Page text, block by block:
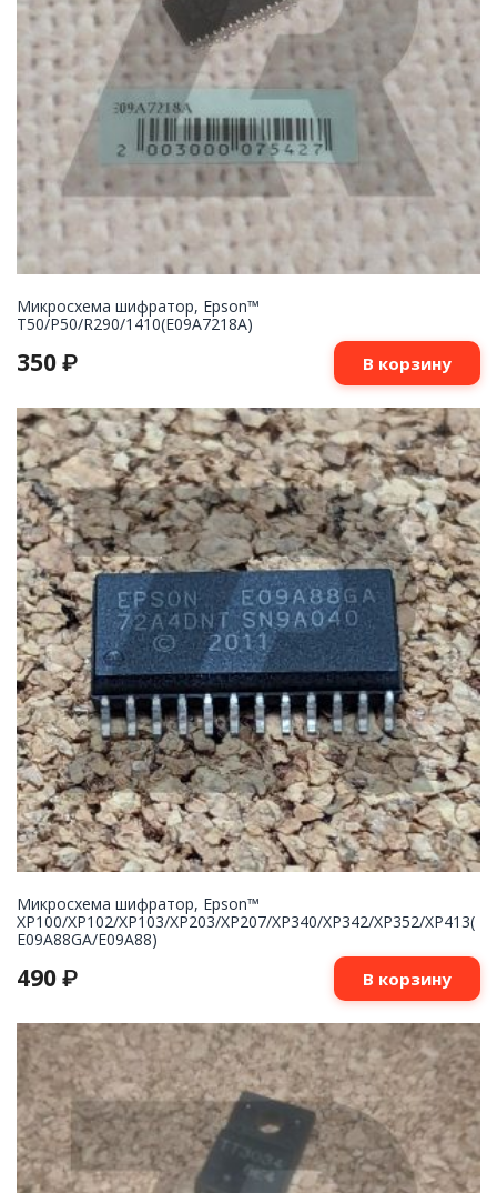
Микросхема шифратор, Epson™
T50/P50/R290/1410(E09A7218A)
350 ₽ В корзину
Микросхема шифратор, Epson™
XP100/XP102/XP103/XP203/XP207/XP340/XP342/XP352/XP413(
E09A88GA/E09A88)
490 ₽ В корзину